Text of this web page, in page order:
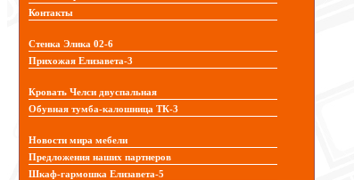
Контакты
Стенка Элика 02-6
Прихожая Елизавета-3
Кровать Челси двуспальная
Обувная тумба-калошница ТК-3
Новости мира мебели
Предложения наших партнеров
Шкаф-гармошка Елизавета-5